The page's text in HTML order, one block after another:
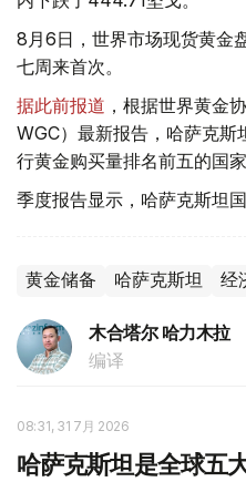
8月6日，世界市场现货黄金
七周来首次。
据此前报道 ，根据世界黄金
WGC）最新报告，哈萨克
行黄金购买量排名前五的国家
季度报告显示，哈萨克斯坦
黄金储备 哈萨克斯坦 经
木合塔尔 哈力木拉
编译
08:31, 31 7月 2026
哈萨克斯坦是全球五